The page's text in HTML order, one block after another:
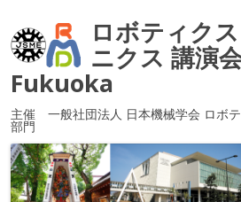
ロボティク
ニクス 講演
Fukuoka
主催 一般社団法人 日本機械学会 ロボ
部門